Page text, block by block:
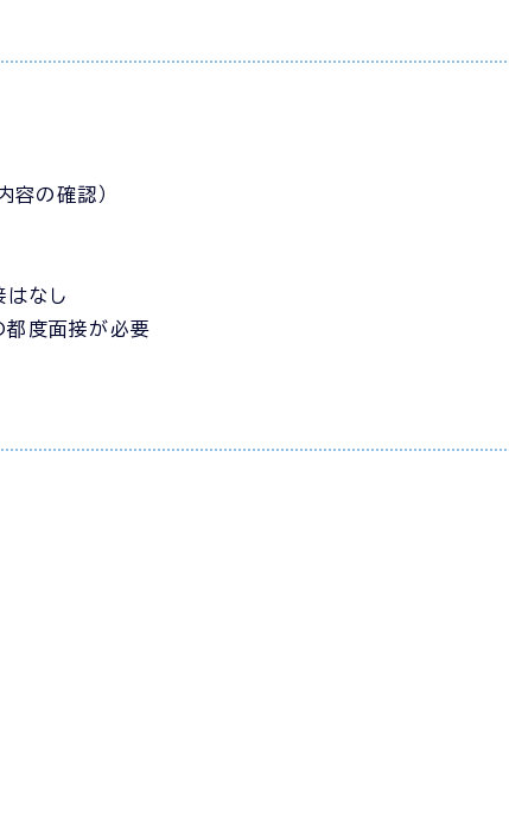
容の確認）
はなし
都度面接が必要